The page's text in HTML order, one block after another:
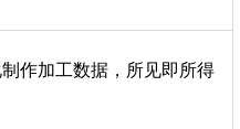
制作加工数据，所见即所得